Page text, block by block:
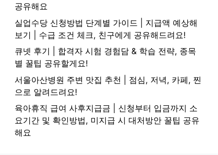
공유해요
실업수당 신청방법 단계별 가이드 | 지급액 예상해
보기 | 수급 조건 체크, 친구에게 공유해드려요!
큐넷 후기 | 합격자 시험 경험담 & 학습 전략, 종목
별 꿀팁 공유할게요!
서울아산병원 주변 맛집 추천 | 점심, 저녁, 카페, 찐
으로 알려드려요!
육아휴직 급여 사후지급금 | 신청부터 입금까지 소
요기간 및 확인방법, 미지급 시 대처방안 꿀팁 공유
해요